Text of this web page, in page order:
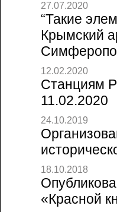
27.07.2020
“Такие
Крымский
12.02.2020
Станциям
11.02.2020
24.10.2019
18.10.2018
«Красной